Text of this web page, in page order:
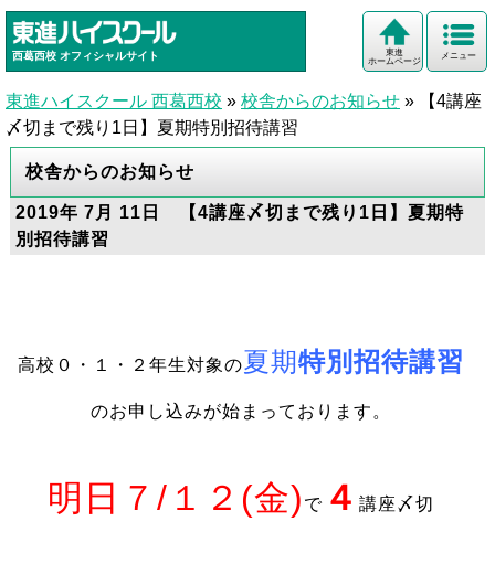
西葛西校 オフィシャルサイト メニュー
東進
ホームページ
東進ハイスクール 西葛西校 » 校舎からのお知らせ »
【4講座
〆切まで残り1日】夏期特別招待講習
校舎からのお知らせ
2019年 7月 11日 【4講座〆切まで残り1日】夏期特
別招待講習
高校０・１・２年生対象の夏期特別招待講習
のお申し込みが始まっております 。
明日７/１２(金) で ４講座〆切